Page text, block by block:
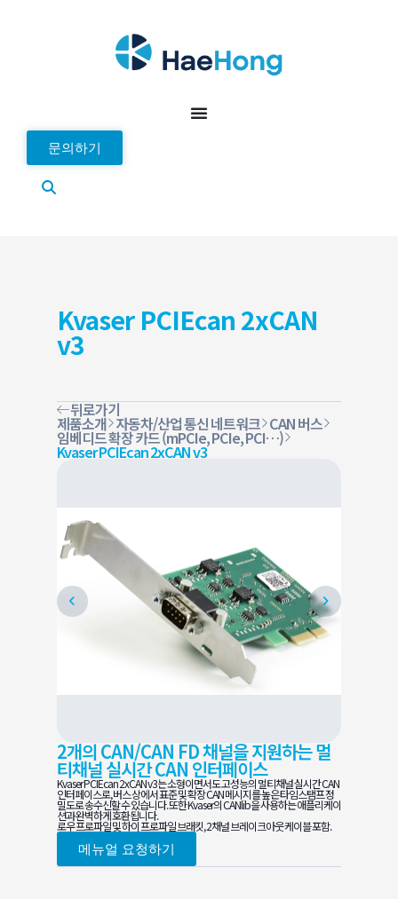
문의하기
Kvaser PCIEcan 2xCAN
v3
뒤로가기
제품소개 자동차/산업 통신 네트워크 CAN 버스
임베디드 확장 카드 (mPCIe, PCIe, PCI…)
Kvaser PCIEcan 2xCAN v3
2개의 CAN/CAN FD 채널을 지원하는 멀
티채널 실시간 CAN 인터페이스
Kvaser PCIEcan 2xCAN v3는 소형이면서도 고성능의 멀티채널 실시간 CAN
인터페이스로, 버스 상에서 표준 및 확장 CAN 메시지를 높은 타임스탬프 정
밀도로 송수신할 수 있습니다. 또한 Kvaser의 CANlib을 사용하는 애플리케이
션과 완벽하게 호환됩니다.
로우 프로파일 및 하이 프로파일 브래킷, 2채널 브레이크아웃 케이블 포함.
메뉴얼 요청하기